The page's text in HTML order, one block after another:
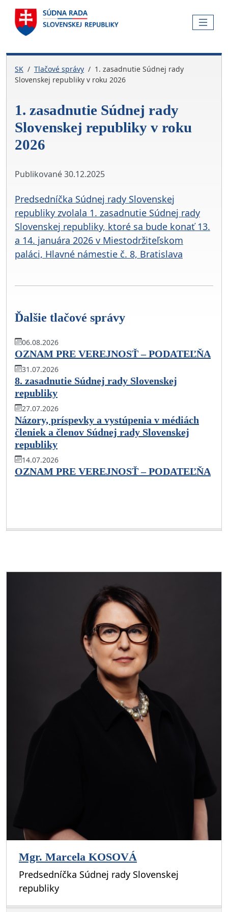
Skočiť na hlavnú navigáciu
Skočiť na obsah
Skočiť na bočnú lištu
Skočiť na pätičku
MENU
SK Tlačové správy
1. zasadnutie Súdnej rady
Slovenskej republiky v roku 2026
1. zasadnutie Súdnej rady
Slovenskej republiky v roku
2026
Publikované30.12.2025
Predsedníčka Súdnej rady Slovenskej
republiky zvolala 1. zasadnutie Súdnej rady
Slovenskej republiky, ktoré sa bude konať 13.
a 14. januára 2026 v Miestodržiteľskom
paláci, Hlavné námestie č. 8, Bratislava
Ďalšie tlačové správy
06.08.2026
OZNAM PRE VEREJNOSŤ – PODATEĽŇA
31.07.2026
8. zasadnutie Súdnej rady Slovenskej
republiky
27.07.2026
Názory, príspevky a vystúpenia v médiách
členiek a členov Súdnej rady Slovenskej
republiky
14.07.2026
OZNAM PRE VEREJNOSŤ – PODATEĽŇA
Mgr. Marcela KOSOVÁ
Predsedníčka Súdnej rady Slovenskej
republiky